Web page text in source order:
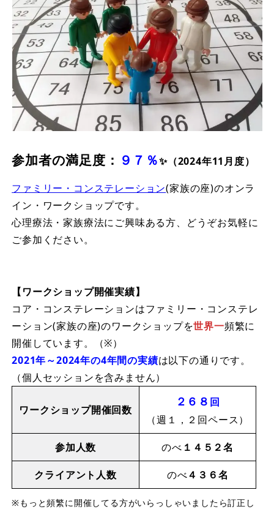
参加者の満足度： ９７％✨（2024年11月度）
ファミリー・コンステレーション(家族の座)のオンラ
イン・ワークショップです。
心理療法・家族療法にご興味ある方、どうぞお気軽に
ご参加ください。
【ワークショップ開催実績】
コア・コンステレーションはファミリー・コンステレ
ーション(家族の座)のワークショップを世界一頻繁に
開催しています。（※）
2021年～2024年の4年間の実績は以下の通りです。
（個人セッションを含みません）
ワークショップ開催回数
２６８ 回
（週１，２回ペース）
参加人数 のべ １４５２名
クライアント人数 のべ４３６名
※もっと頻繁に開催してる方がいらっしゃいましたら訂正し